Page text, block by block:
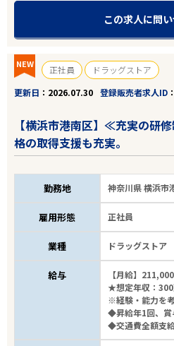
この求人に問
NEW 正社員
ドラッグストア
更新日
2026.07.30 登録販売者求人ID
【横浜市港南区】≪充実の研
格の取得支援も充実。
勤務地 神奈川県 横浜市
雇用形態 正社員
業種 ドラッグストア
給与
【月給】
★想定年収：
※経験・能力を
◆昇給年1回、賞
◆交通費全額支